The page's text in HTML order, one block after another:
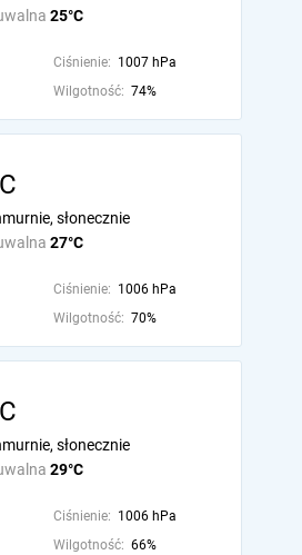
25°C
Ciśnienie: 1007 hPa
Wilgotność: 74%
27°C
słonecznie
Ciśnienie: 1006 hPa
Wilgotność: 70%
29°C
słonecznie
Ciśnienie: 1006 hPa
Wilgotność: 66%